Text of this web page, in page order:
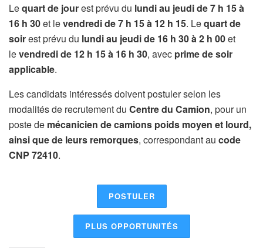
Lequart de jourest prévu du lundi au jeudi de 7 h 15 à
16 h 30et levendredi de 7 h 15 à 12 h 15. Lequart de
soirest prévu du lundi au jeudi de 16 h 30 à 2 h 00et
levendredi de 12 h 15 à 16 h 30, avec prime de soir
applicable.
Les candidats intéressés doivent postuler selon les
modalités de recrutement du Centre du Camion, pour un
poste de mécanicien de camions poids moyen et lourd,
ainsi que de leurs remorques, correspondant au code
CNP 72410.
POSTULER
PLUS OPPORTUNITÉS